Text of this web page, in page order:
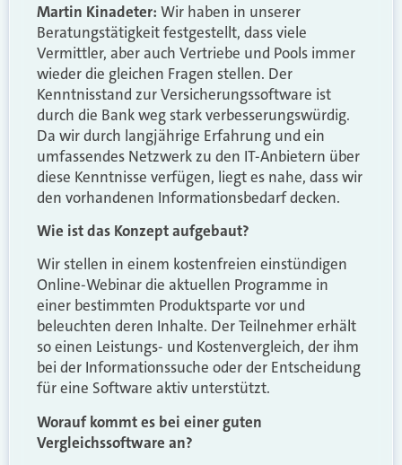
Martin Kinadeter: Wir haben in unserer
Beratungstätigkeit festgestellt, dass viele
Vermittler, aber auch Vertriebe und Pools immer
wieder die gleichen Fragen stellen. Der
Kenntnisstand zur Versicherungssoftware ist
durch die Bank weg stark verbesserungswürdig.
Da wir durch langjährige Erfahrung und ein
umfassendes Netzwerk zu den IT-Anbietern über
diese Kenntnisse verfügen, liegt es nahe, dass wir
den vorhandenen Informationsbedarf decken.
Wie ist das Konzept aufgebaut?
Wir stellen in einem kostenfreien einstündigen
Online-Webinar die aktuellen Programme in
einer bestimmten Produktsparte vor und
beleuchten deren Inhalte. Der Teilnehmer erhält
so einen Leistungs- und Kostenvergleich, der ihm
bei der Informationssuche oder der Entscheidung
für eine Software aktiv unterstützt.
Worauf kommt es bei einer guten
Vergleichssoftware an?